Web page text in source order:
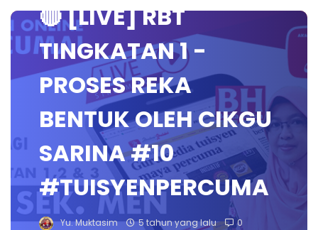
🔴 [LIVE] RBT
TINGKATAN 1 -
PROSES REKA
BENTUK OLEH CIKGU
SARINA #10
#TUISYENPERCUMA
Yu. Muktasim 5 tahun yang lalu 0